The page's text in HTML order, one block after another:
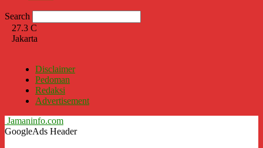
Search
27.3 C
Jakarta
Disclaimer
Pedoman
Redaksi
Advertisement
Jamaninfo.com
GoogleAds Header